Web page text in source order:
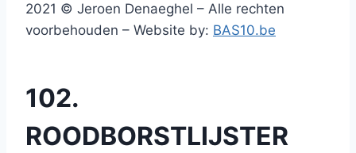
2021 © Jeroen Denaeghel – Alle rechten
voorbehouden – Website by: BAS10.be
102.
ROODBORSTLIJSTER